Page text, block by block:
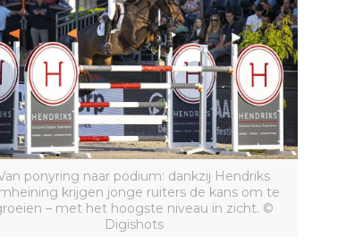
ponyring naar podium: dankzij Hendriks
krijgen jonge ruiters de kans om te
– met het hoogste niveau in zicht. ©
Digishots